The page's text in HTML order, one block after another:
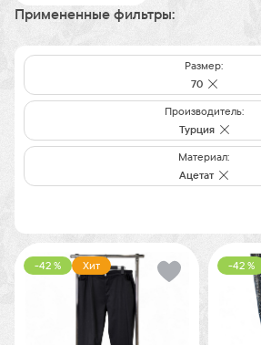
Примененные фильтры:
Размер:
70
Производитель:
Турция
Материал:
Ацетат
-42 % Хит -42 %